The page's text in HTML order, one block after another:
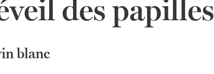
des papilles
blanc